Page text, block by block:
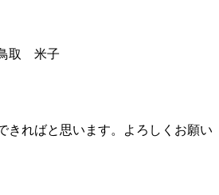
取 米子
きればと思います。よろしくお願い